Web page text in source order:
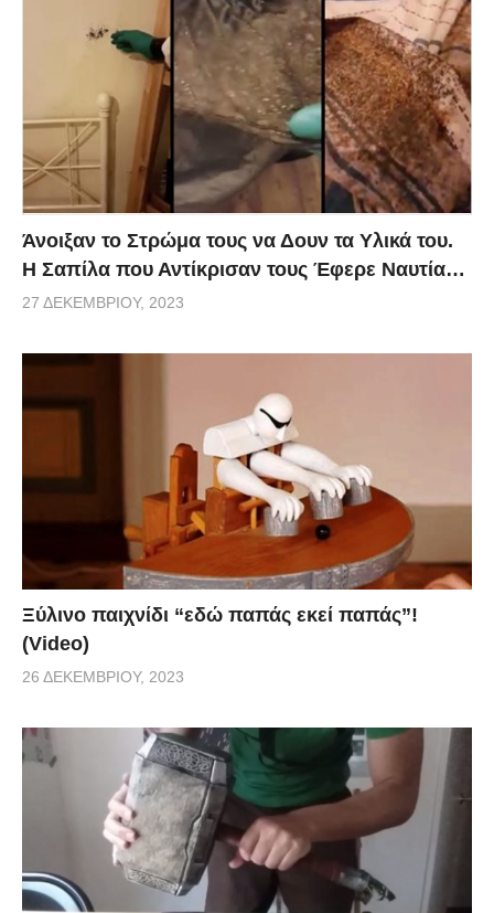
Άνοιξαν το Στρώμα τους να Δουν τα Υλικά του.
Η Σαπίλα που Αντίκρισαν τους Έφερε Ναυτία…
27 ΔΕΚΕΜΒΡΊΟΥ, 2023
Ξύλινο παιχνίδι “εδώ παπάς εκεί παπάς”!
(Video)
26 ΔΕΚΕΜΒΡΊΟΥ, 2023